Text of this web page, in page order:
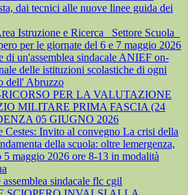
dai tecnici alle nuove linee guida dei
Istruzione e Ricerca_ Settore Scuola_
per le giornate del 6 e 7 maggio 2026
di un'assemblea sindacale ANIEF on-
delle istituzioni scolastiche di ogni
dell' Abruzzo
PER LA VALUTAZIONE
MILITARE PRIMA FASCIA (24
05 GIUGNO 2026
Cestes: Invito al convegno La crisi della
della scuola: oltre lemergenza,
maggio 2026 ore 8-13 in modalità
sindacale flc cgil